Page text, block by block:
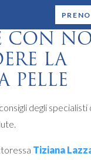
CON
LA
PELLE
degli
Tiziana